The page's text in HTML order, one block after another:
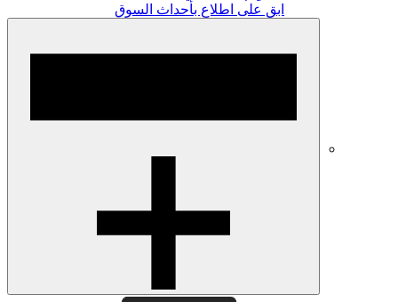
ابق على اطلاع بأحداث السوق